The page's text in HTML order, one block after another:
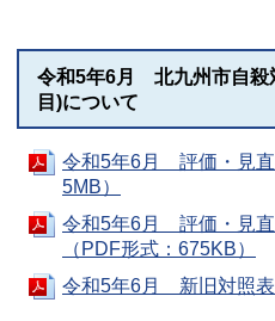
令和5年6月 北九州市自殺
目)について
令和5年6月 評価・見
5MB）
令和5年6月 評価・見直
（PDF形式：675KB）
令和5年6月 新旧対照表